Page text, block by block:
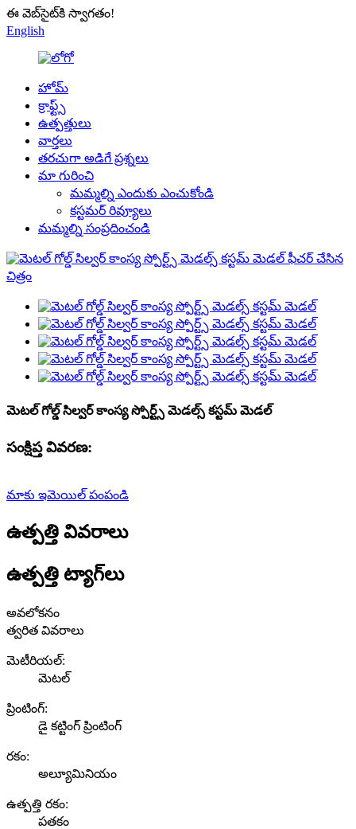
ఈ వెబ్‌సైట్‌కి స్వాగతం!
English
హోమ్
క్రాఫ్ట్స్
ఉత్పత్తులు
వార్తలు
తరచుగా అడిగే ప్రశ్నలు
మా గురించి
మమ్మల్ని ఎందుకు ఎంచుకోండి
కస్టమర్ రివ్యూలు
మమ్మల్ని సంప్రదించండి
మెటల్ గోల్డ్ సిల్వర్ కాంస్య స్పోర్ట్స్ మెడల్స్ కస్టమ్ మెడల్
సంక్షిప్త వివరణ:
మాకు ఇమెయిల్ పంపండి
ఉత్పత్తి వివరాలు
ఉత్పత్తి ట్యాగ్‌లు
అవలోకనం
త్వరిత వివరాలు
మెటీరియల్:
మెటల్
ప్రింటింగ్:
డై కట్టింగ్ ప్రింటింగ్
రకం:
అల్యూమినియం
ఉత్పత్తి రకం:
పతకం